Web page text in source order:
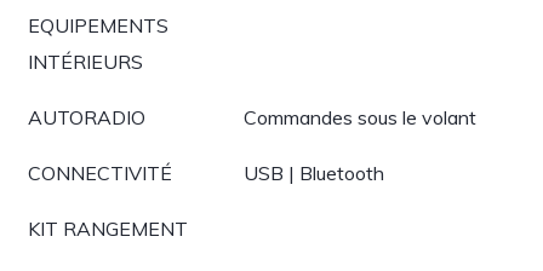
EQUIPEMENTS
INTÉRIEURS
AUTORADIO Commandes sous le volant
CONNECTIVITÉ USB | Bluetooth
KIT RANGEMENT